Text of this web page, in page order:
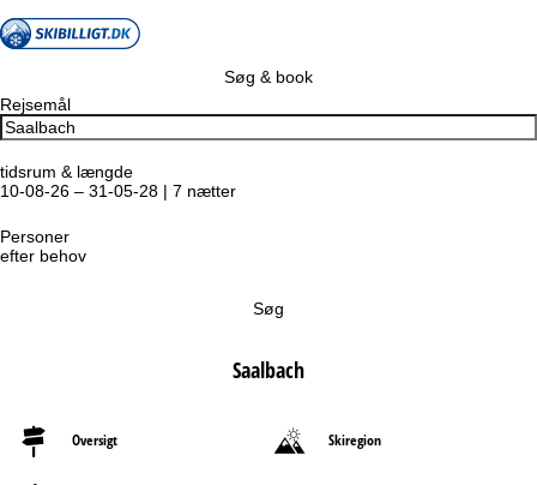
Søg & book
Rejsemål
tidsrum & længde
10-08-26 – 31-05-28 | 7 nætter
Personer
efter behov
Søg
Saalbach
Oversigt Skiregion